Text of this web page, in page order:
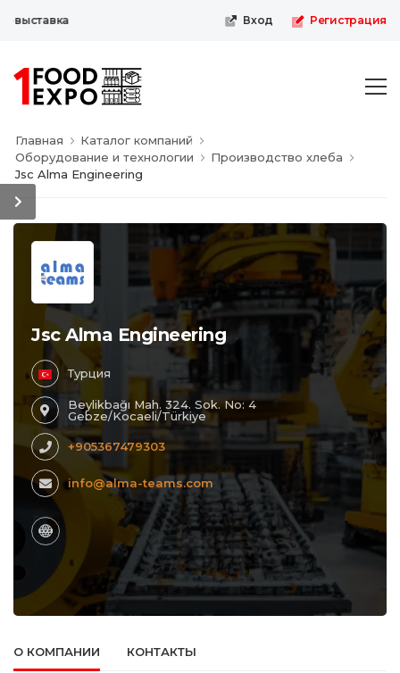
Вход Регистрация
Главная
Каталог компаний
Оборудование и технологии
Производство хлеба
Jsc Alma Engineering
Jsc Alma Engineering
Турция
Beylikbağı Mah. 324. Sok. No: 4
Gebze/Kocaeli/Türkiye
+905367479303
info@alma-teams.com
О КОМПАНИИ КОНТАКТЫ